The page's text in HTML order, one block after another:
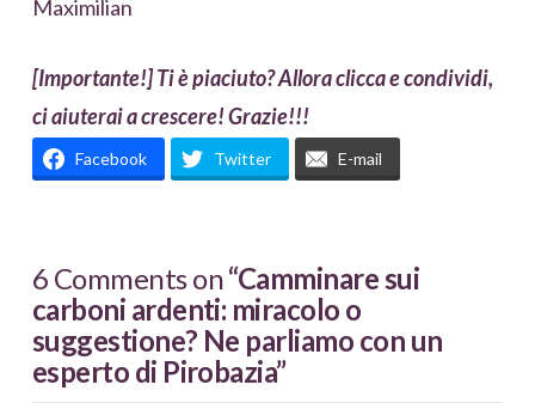
Maximilian
[Importante!] Ti è piaciuto? Allora clicca e condividi,
ci aiuterai a crescere! Grazie!!!
Facebook Twitter E-mail
6 Comments on“Camminare sui
carboni ardenti: miracolo o
suggestione? Ne parliamo con un
esperto di Pirobazia”